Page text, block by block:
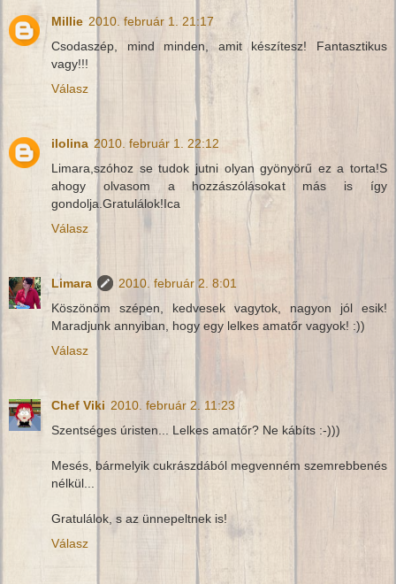
Millie 2010. február 1. 21:17
Csodaszép, mind minden, amit készítesz! Fantasztikus
vagy!!!
Válasz
ilolina 2010. február 1. 22:12
Limara,szóhoz se tudok jutni olyan gyönyörű ez a torta!S
ahogy olvasom a hozzászólásokat más is így
gondolja.Gratulálok!Ica
Válasz
Limara
2010. február 2. 8:01
Köszönöm szépen, kedvesek vagytok, nagyon jól esik!
Maradjunk annyiban, hogy egy lelkes amatőr vagyok! :))
Válasz
Chef Viki 2010. február 2. 11:23
Szentséges úristen... Lelkes amatőr? Ne kábíts :-)))
Mesés, bármelyik cukrászdából megvenném szemrebbenés
nélkül...
Gratulálok, s az ünnepeltnek is!
Válasz